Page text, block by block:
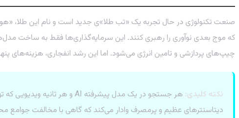
چیپ‌های پردازشی و تامین انرژی می‌شود. اما این رشد انفجاری، هزینه‌های
نکته کلیدی:
دیتاسنترهای عظیم و پرمصرف وادار می‌کند که گاهی با مخالفت جوامع